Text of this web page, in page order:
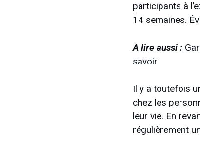
participants à
14 semaines.
A lire aussi :
savoir
Il y a toutefois
chez les
leur vie. En
régulièrement